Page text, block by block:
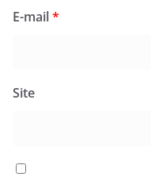
E-mail*
Site